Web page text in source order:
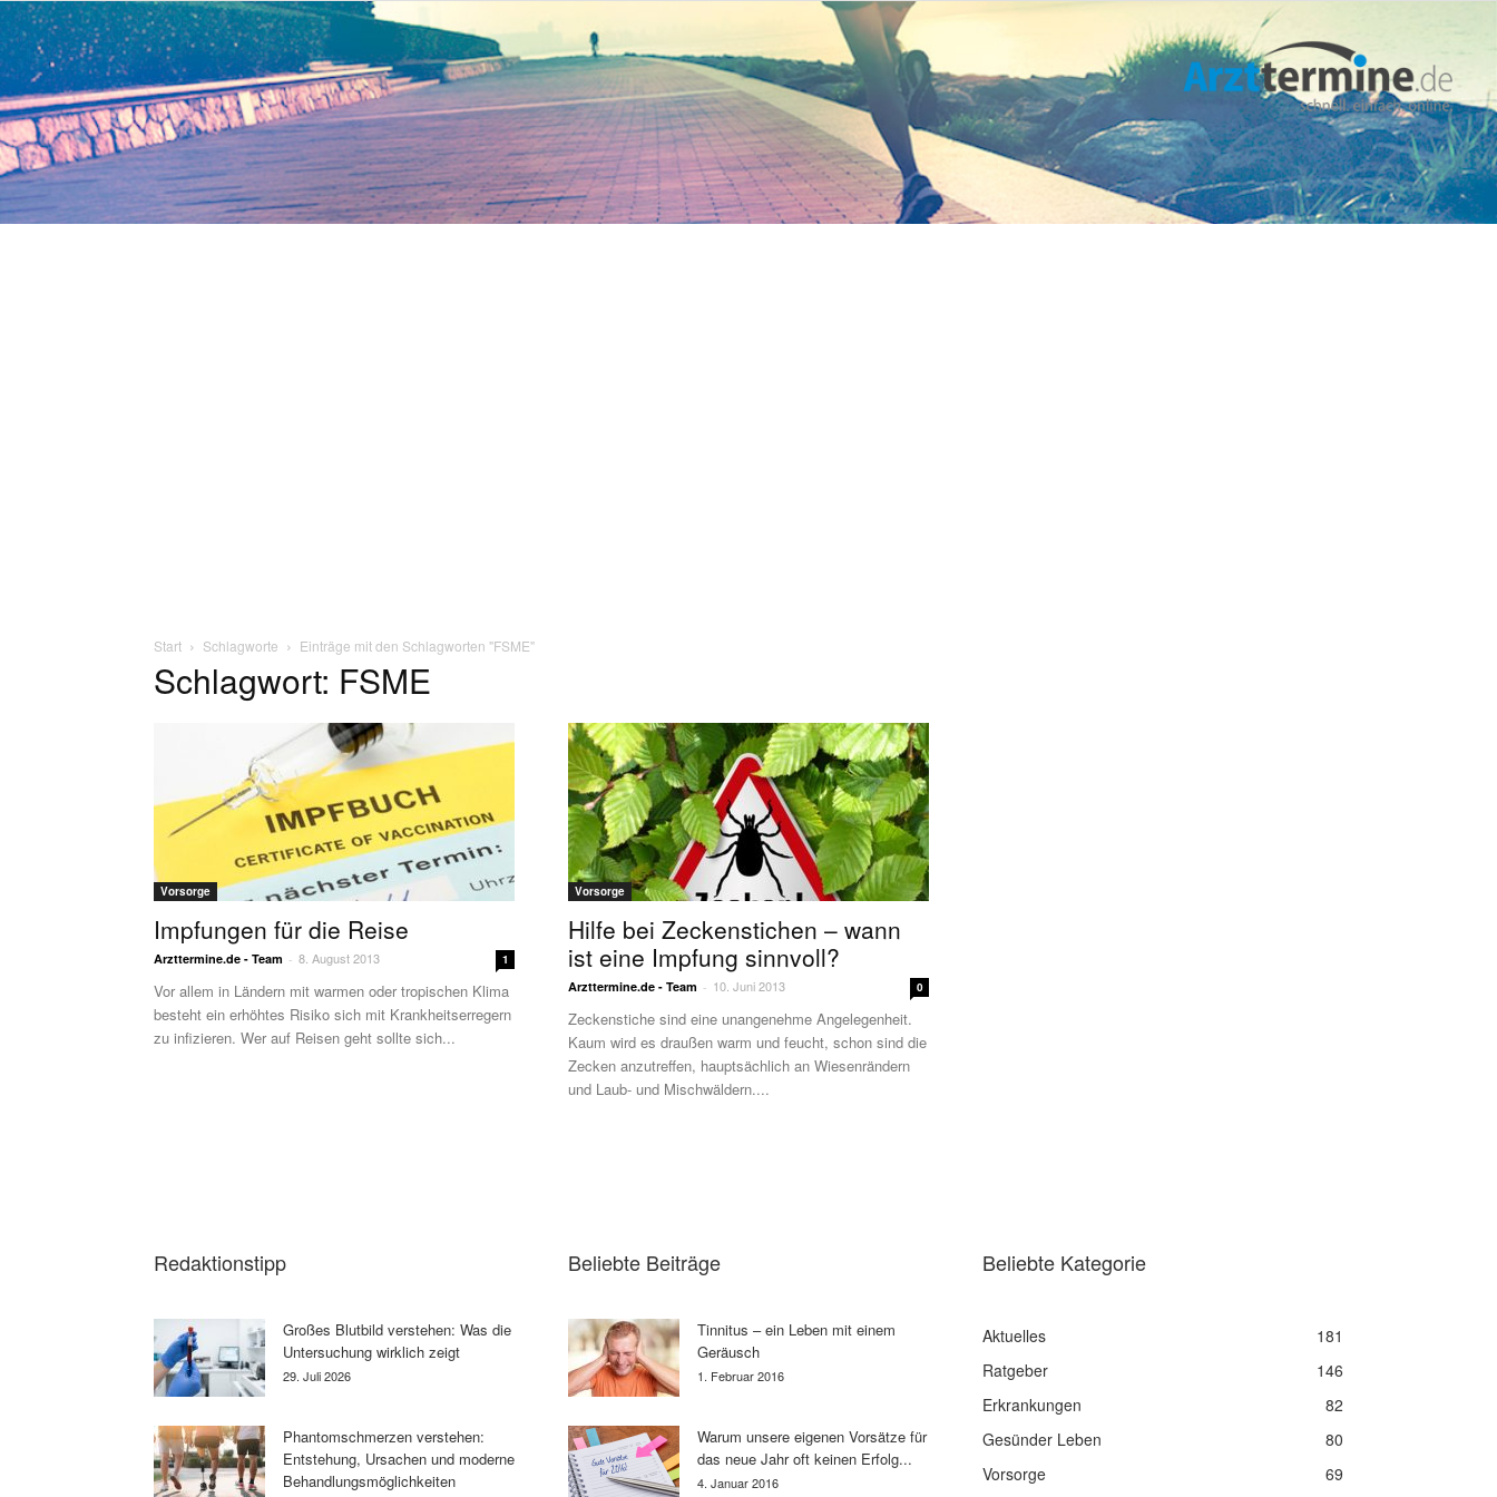
Start Schlagworte Einträge mit den Schlagworten "FSME"
Schlagwort: FSME
Vorsorge
Impfungen für die Reise
Arzttermine.de - Team - 8. August 2013 1
Vor allem in Ländern mit warmen oder tropischen Klima
besteht ein erhöhtes Risiko sich mit Krankheitserregern
zu infizieren. Wer auf Reisen geht sollte sich...
Vorsorge
Hilfe bei Zeckenstichen – wann
ist eine Impfung sinnvoll?
Arzttermine.de - Team - 10. Juni 2013 0
Zeckenstiche sind eine unangenehme Angelegenheit.
Kaum wird es draußen warm und feucht, schon sind die
Zecken anzutreffen, hauptsächlich an Wiesenrändern
und Laub- und Mischwäldern....
Redaktionstipp
Großes Blutbild verstehen: Was die
Untersuchung wirklich zeigt
29. Juli 2026
Phantomschmerzen verstehen:
Entstehung, Ursachen und moderne
Behandlungsmöglichkeiten
Beliebte Beiträge
Tinnitus – ein Leben mit einem
Geräusch
1. Februar 2016
Warum unsere eigenen Vorsätze für
das neue Jahr oft keinen Erfolg...
4. Januar 2016
Beliebte Kategorie
Aktuelles
181
Ratgeber
146
Erkrankungen
82
Gesünder Leben
80
Vorsorge
69